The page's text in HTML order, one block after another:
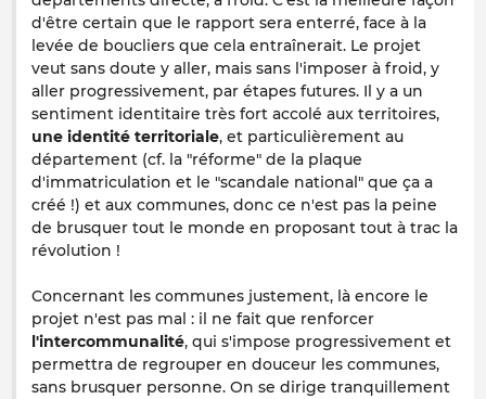
d'être certain que le rapport sera enterré, face à la
levée de boucliers que cela entraînerait. Le projet
veut sans doute y aller, mais sans l'imposer à froid, y
aller progressivement, par étapes futures. Il y a un
sentiment identitaire très fort accolé aux territoires,
une identité territoriale, et particulièrement au
département (cf. la "réforme" de la plaque
d'immatriculation et le "scandale national" que ça a
créé !) et aux communes, donc ce n'est pas la peine
de brusquer tout le monde en proposant tout à trac la
révolution !
Concernant les communes justement, là encore le
projet n'est pas mal : il ne fait que renforcer
l'intercommunalité, qui s'impose progressivement et
permettra de regrouper en douceur les communes,
sans brusquer personne. On se dirige tranquillement